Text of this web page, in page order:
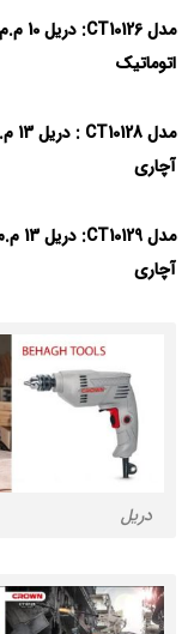
مدل CT10126:
اتوماتیک
مدل CT10128 :
آچاری
مدل CT10129:
آچاری
دریل